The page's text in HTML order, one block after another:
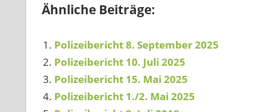
Ähnliche Beiträge:
Polizeibericht 8. September 2025
Polizeibericht 10. Juli 2025
Polizeibericht 15. Mai 2025
Polizeibericht 1./2. Mai 2025